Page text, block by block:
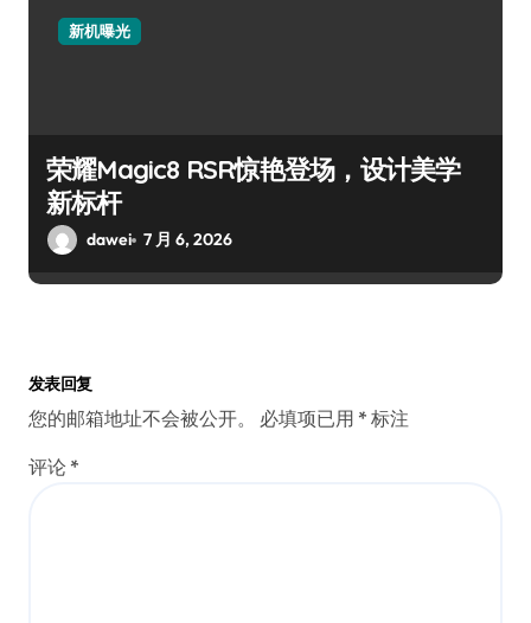
新机曝光
荣耀Magic8 RSR惊艳登场，设计美学
新标杆
dawei 7 月 6, 2026
发表回复
您的邮箱地址不会被公开。 必填项已用 * 标注
评论 *